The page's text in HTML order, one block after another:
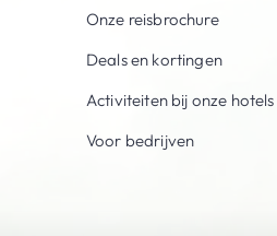
Onze reisbrochure
Deals en kortingen
Activiteiten bij onze hotels
Voor bedrijven